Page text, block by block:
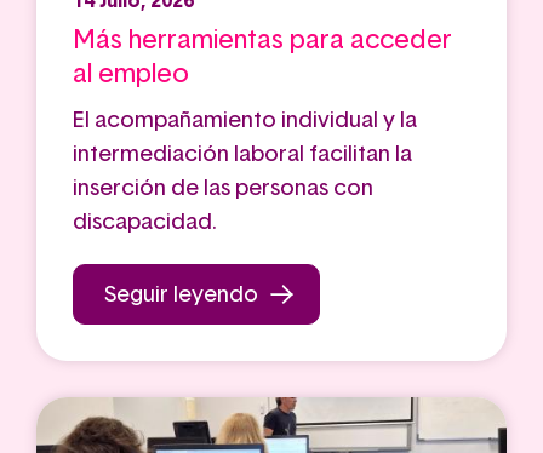
Más herramientas para acceder
al empleo
El acompañamiento individual y la
intermediación laboral facilitan la
inserción de las personas con
discapacidad.
Seguir leyendo